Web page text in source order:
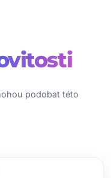
podobat této